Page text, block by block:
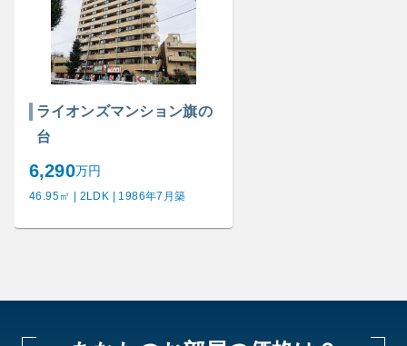
ライオンズマンション旗の
台
6,290万円
46.95㎡ | 2LDK | 1986年7月築